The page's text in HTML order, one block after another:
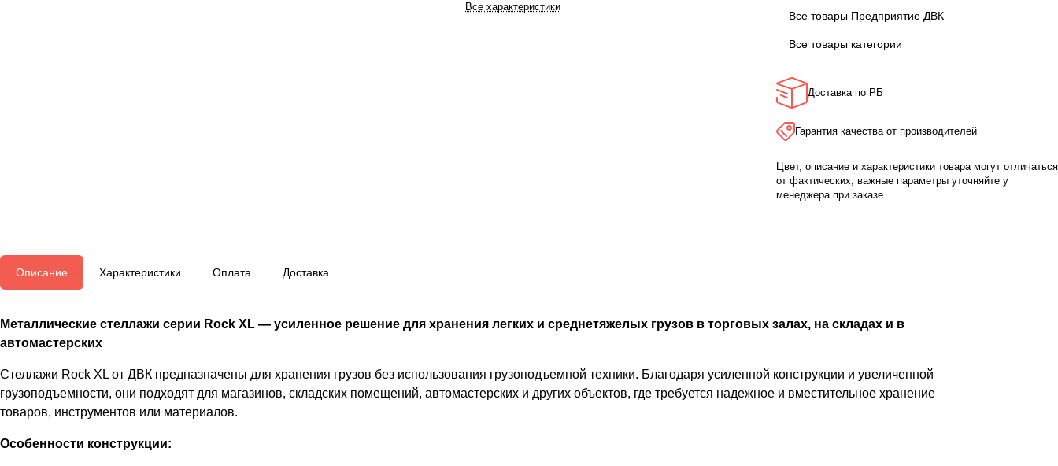
Все характеристики
Все товары Предприятие ДВК
Все товары категории
Доставка по РБ
Гарантия качества от производителей
Цвет, описание и характеристики товара могут отличаться
от фактических, важные параметры уточняйте у
менеджера при заказе.
Описание Характеристики Оплата Доставка
Металлические стеллажи серии Rock XL — усиленное решение для хранения легких и среднетяжелых грузов в торговых залах, на складах и в
автомастерских
Стеллажи Rock XL от ДВК предназначены для хранения грузов без использования грузоподъемной техники. Благодаря усиленной конструкции и увеличенной
грузоподъемности, они подходят для магазинов, складских помещений, автомастерских и других объектов, где требуется надежное и вместительное хранение
товаров, инструментов или материалов.
Особенности конструкции: